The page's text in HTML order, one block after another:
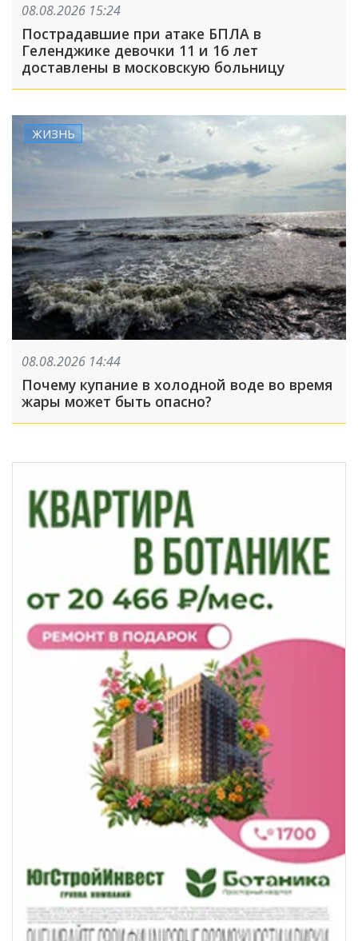
08.08.2026 15:24
Пострадавшие при атаке БПЛА в
Геленджике девочки 11 и 16 лет
доставлены в московскую больницу
ЖИЗНЬ
08.08.2026 14:44
Почему купание в холодной воде во время
жары может быть опасно?